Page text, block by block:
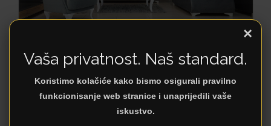
CHESTER TD
×
Vaša privatnost. Naš standard.
Koristimo kolačiće kako bismo osigurali pravilno
funkcionisanje web stranice i unaprijedili vaše
iskustvo.